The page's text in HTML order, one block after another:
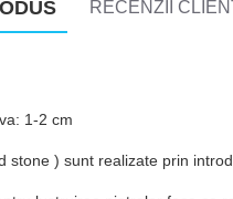
RECENZII
1-2 cm
stone ) sunt realizate prin